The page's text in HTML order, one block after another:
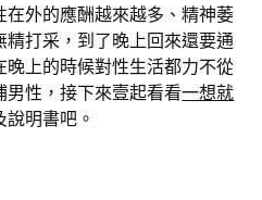
外的應酬越來越多、精神萎
打采，到了晚上回來還要通
上的時候對性生活都力不從
性，接下來壹起看看一想就
明書吧。